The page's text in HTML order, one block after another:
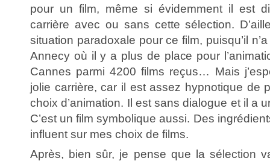
pour un film, même si évidemment il est
carrière avec ou sans cette sélection.
situation paradoxale pour ce film, puisqu’il
Annecy où il y a plus de place pour
Cannes parmi 4200 films reçus… Mais
jolie carrière, car il est assez hypnotique de
choix d’animation. Il est sans dialogue et il a
C’est un film symbolique aussi. Des
influent sur mes choix de films.
Après, bien sûr, je pense que la sélection